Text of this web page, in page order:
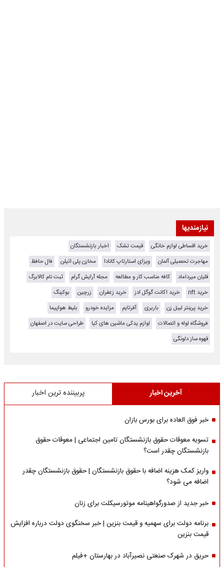
نیازمندیها
خرید اقساطی لوازم خانگی قیمت تشک
اخبار بازنشستگان
مهاجرت تحصیلی آلمان
ویزای استارتاپ کانادا مخازن پلی اتیلن
فال حافظ
قلیان میرداماد
کافه مناسب کار و مطالعه مجله آرایش گرام
ثبت نام کالابرگ
خرید nft
خرید اکانت گوگل ادز خرید زعفران زرچین
بوکینگ
خرید پرینتر لیبل زن
باربری آفرتایم مزایده خودرو
بلیط هواپیما
فروشگاه لوله و اتصالات
لوازم یدکی ماشین های کیا
طراحی سایت در اصفهان
قهوه ساز دلونگی
آخرین اخبار پربیننده ترین اخبار
خبر فوق العاده برای بورس بازان
تسویه معوقات حقوق بازنشستگان تامین اجتماعی | معوقات حقوق
بازنشستگان چقدر است؟
واریز کمک هزینه اضافه با حقوق بازنشستگان | حقوق بازنشستگان چقدر
اضافه می شود؟
خبر جدید از صدورگواهینامه موتورسیکلت برای زنان
برنامه دولت برای سهمیه و قیمت بنزین | خبر سخنگوی دولت درباره افزایش
قیمت بنزین
حریق در شهرک صنعتی نصیرآباد در بهارستان +فیلم